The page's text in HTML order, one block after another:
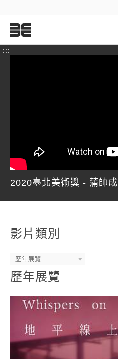
:::
2020臺北美術獎 - 蒲帥成
影片類別
歷年展覽
歷年展覽